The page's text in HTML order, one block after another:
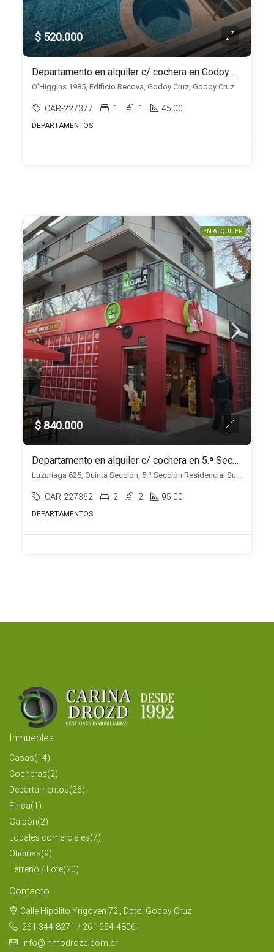
$ 520.000
Departamento en alquiler c/ cochera en Godoy Cruz
O'Higgins 1985, Edificio Recova, Godoy Cruz, Godoy Cruz
CAR-227377 1 1 45.00
DEPARTAMENTOS
EN ALQUILER
$ 840.000
Departamento en alquiler c/ cochera en 5.ª Sección Residencial Sur
Luzuriaga 625, Quinta Sección, 5.ª Sección Residencial Sur, Mendoza
CAR-227362 2 2 95.00
DEPARTAMENTOS
Inmuebles
Casas(14)
Cocheras(2)
Departamentos(26)
Finca(1)
Galpón(2)
Locales comerciales(7)
Oficinas(9)
Terreno / Lote(20)
Contacto
Calle Hipólito Yrigoyen 72 , Dpto: Godoy Cruz
261 344-8271 / 261 554-4806
info@inmodrozd.com.ar